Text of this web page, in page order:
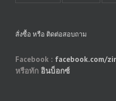
สั่งซื้อ หรือ ติดต่อสอบถาม
Facebook : facebook.com/
หรือทัก อินบ็อกซ์